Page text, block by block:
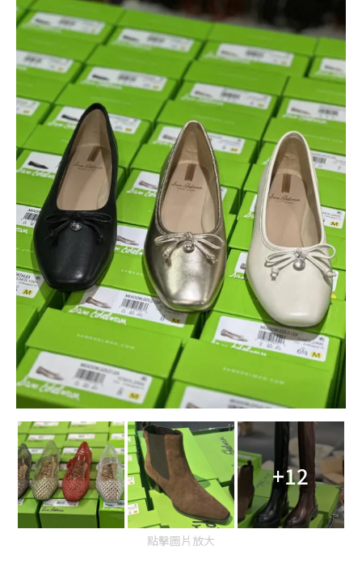
+12
點擊圖片放大